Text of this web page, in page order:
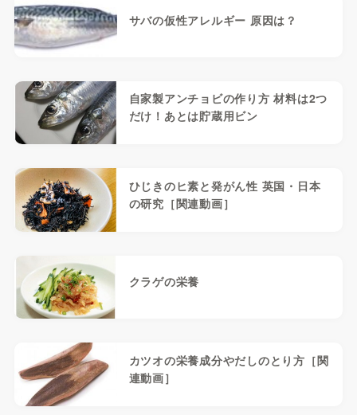
サバの仮性アレルギー 原因は？
自家製アンチョビの作り方 材料は2つ
だけ！あとは貯蔵用ビン
ひじきのヒ素と発がん性 英国・日本
の研究［関連動画］
クラゲの栄養
カツオの栄養成分やだしのとり方［関
連動画］